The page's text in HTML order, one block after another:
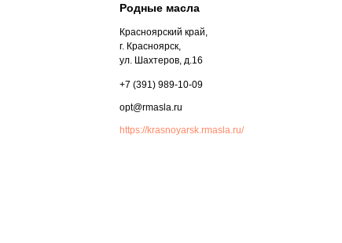
Родные масла
https://krasnoyarsk.rmasla.ru/
Красноярский край,
г. Красноярск,
ул. Шахтеров, д.16
+7 (391) 989-10-09
opt@rmasla.ru